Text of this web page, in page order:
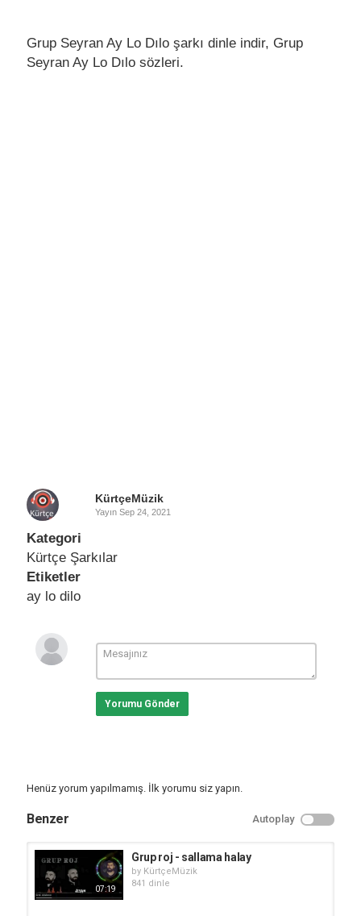
Grup Seyran Ay Lo Dılo şarkı dinle indir, Grup
Seyran Ay Lo Dılo sözleri.
KürtçeMüzik
Yayın Sep 24, 2021
Kategori
Kürtçe Şarkılar
Etiketler
ay lo dilo
Yorumu Gönder
Henüz yorum yapılmamış. İlk yorumu siz yapın.
Benzer Autoplay
07:19
Grup roj - sallama halay
by KürtçeMüzik
841 dinle